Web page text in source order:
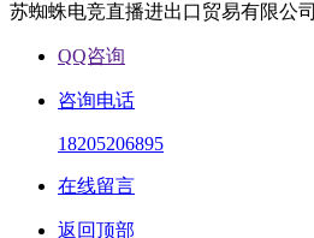
苏蜘蛛电竞直播进出口贸易有限公司
QQ咨询
咨询电话
18205206895
在线留言
返回顶部